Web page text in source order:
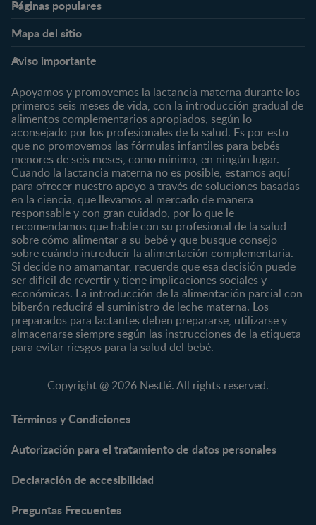
Páginas populares
Expertos en Nutrición
Preguntas Frecuentes
¿Quiénes somos?
Marcas y productos
Nuestros Productos
Nuestras Marcas
Mapa del sitio
Preconcepción
Embarazo
Posparto
0 a 4 meses
4 a 6 meses
6 a 8 meses
8 a 12 meses
12 a 24 meses
Desde 2 años
Preescolar
Escolar
Nutrición
Salud
Maternidad
Paternidad
Vida en familia
Marcas
CERELAC®
GERBER®
KLIM®
NAN® 3
NAN® Optipro® 3
NAN® Supreme 3
NESTUM®
NESCARE®
Productos
Cereales Infantiles
Compotas y galletas
Fórmulas Infantiles
Vitaminas y Suplementos
Aviso importante
Apoyamos y promovemos la lactancia materna durante los
primeros seis meses de vida, con la introducción gradual de
alimentos complementarios apropiados, según lo
aconsejado por los profesionales de la salud. Es por esto
que no promovemos las fórmulas infantiles para bebés
menores de seis meses, como mínimo, en ningún lugar.
Cuando la lactancia materna no es posible, estamos aquí
para ofrecer nuestro apoyo a través de soluciones basadas
en la ciencia, que llevamos al mercado de manera
responsable y con gran cuidado, por lo que le
recomendamos que hable con su profesional de la salud
sobre cómo alimentar a su bebé y que busque consejo
sobre cuándo introducir la alimentación complementaria.
Si decide no amamantar, recuerde que esa decisión puede
ser difícil de revertir y tiene implicaciones sociales y
económicas. La introducción de la alimentación parcial con
biberón reducirá el suministro de leche materna. Los
preparados para lactantes deben prepararse, utilizarse y
almacenarse siempre según las instrucciones de la etiqueta
para evitar riesgos para la salud del bebé.
Copyright @ 2026 Nestlé. All rights reserved.
Términos y Condiciones
Autorización para el tratamiento de datos personales
Declaración de accesibilidad
Preguntas Frecuentes